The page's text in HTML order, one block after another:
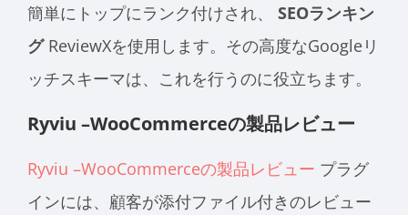
簡単にトップにランク付けされ、 SEOランキン
グReviewXを使用します。その高度なGoogleリ
ッチスキーマは、これを行うのに役立ちます。
Ryviu –WooCommerceの製品レビュー
Ryviu –WooCommerceの製品レビュー プラグ
インには、顧客が添付ファイル付きのレビュー